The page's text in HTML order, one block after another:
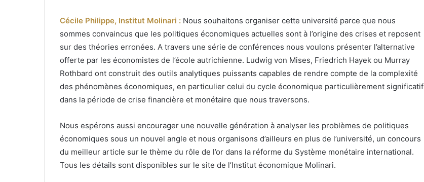
Cécile Philippe, Institut Molinari : Nous souhaitons organiser cette université parce que nous
sommes convaincus que les politiques économiques actuelles sont à l’origine des crises et reposent
sur des théories erronées. A travers une série de conférences nous voulons présenter l’alternative
offerte par les économistes de l’école autrichienne. Ludwig von Mises, Friedrich Hayek ou Murray
Rothbard ont construit des outils analytiques puissants capables de rendre compte de la complexité
des phénomènes économiques, en particulier celui du cycle économique particulièrement significatif
dans la période de crise financière et monétaire que nous traversons.
Nous espérons aussi encourager une nouvelle génération à analyser les problèmes de politiques
économiques sous un nouvel angle et nous organisons d’ailleurs en plus de l’université, un concours
du meilleur article sur le thème du rôle de l’or dans la réforme du Système monétaire international.
Tous les détails sont disponibles sur le site de l’Institut économique Molinari.